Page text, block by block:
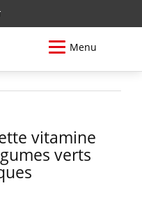
Menu
vitamine
verts